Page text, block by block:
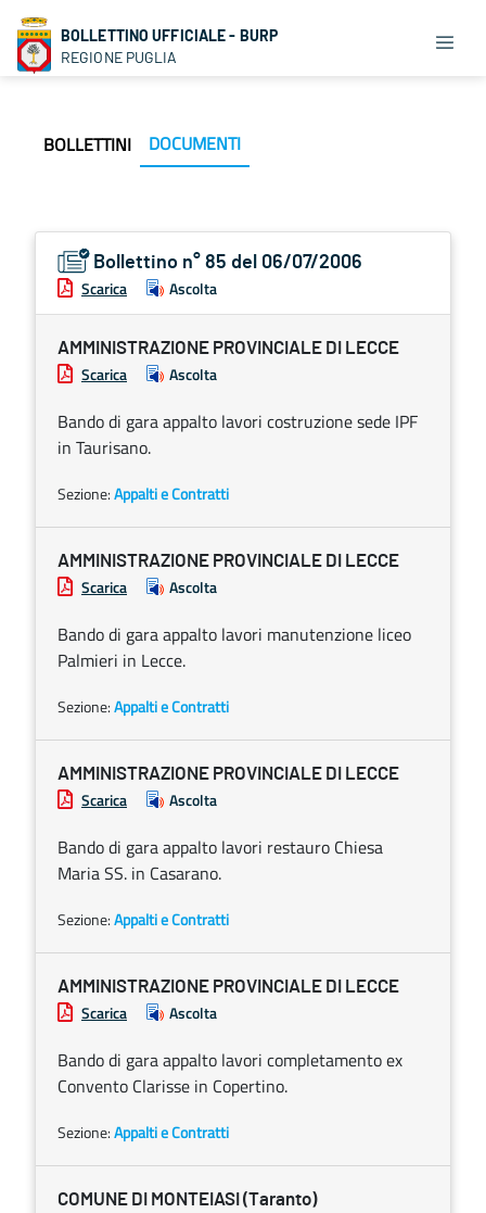
BOLLETTINO UFFICIALE - BURP
REGIONE PUGLIA
BOLLETTINI DOCUMENTI
Bollettino n° 85 del 06/07/2006
Scarica Ascolta
AMMINISTRAZIONE PROVINCIALE DI LECCE
Scarica Ascolta
Bando di gara appalto lavori costruzione sede IPF
in Taurisano.
Sezione:Appalti e Contratti
AMMINISTRAZIONE PROVINCIALE DI LECCE
Scarica Ascolta
Bando di gara appalto lavori manutenzione liceo
Palmieri in Lecce.
Sezione:Appalti e Contratti
AMMINISTRAZIONE PROVINCIALE DI LECCE
Scarica Ascolta
Bando di gara appalto lavori restauro Chiesa
Maria SS. in Casarano.
Sezione:Appalti e Contratti
AMMINISTRAZIONE PROVINCIALE DI LECCE
Scarica Ascolta
Bando di gara appalto lavori completamento ex
Convento Clarisse in Copertino.
Sezione:Appalti e Contratti
COMUNE DI MONTEIASI (Taranto)